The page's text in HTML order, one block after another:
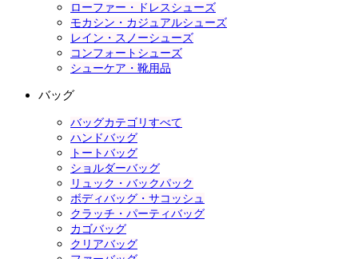
ローファー・ドレスシューズ
モカシン・カジュアルシューズ
レイン・スノーシューズ
コンフォートシューズ
シューケア・靴用品
バッグ
バッグカテゴリすべて
ハンドバッグ
トートバッグ
ショルダーバッグ
リュック・バックパック
ボディバッグ・サコッシュ
クラッチ・パーティバッグ
カゴバッグ
クリアバッグ